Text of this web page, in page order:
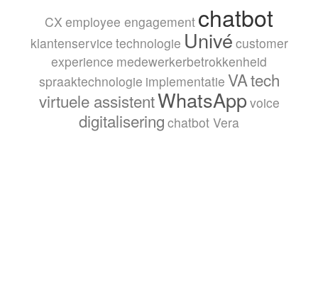
CX employee engagement chatbot
klantenservice technologie Univé customer
experience medewerkerbetrokkenheid
spraaktechnologie implementatie VAtech
virtuele assistentWhatsApp voice
digitalisering chatbot Vera